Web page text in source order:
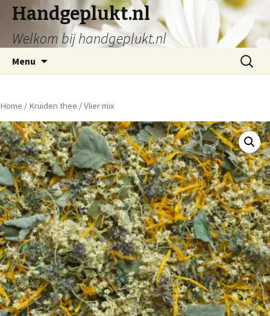
Handgeplukt.nl
Welkom bij handgeplukt.nl
Menu
Zoeken
naar:
Home / Kruiden thee / Vlier mix